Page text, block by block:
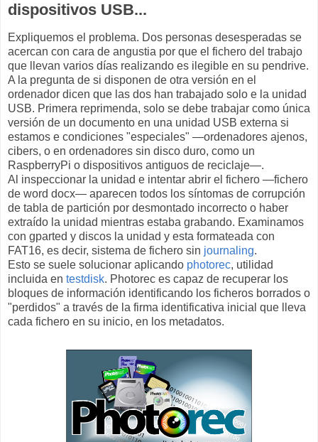
dispositivos USB...
Expliquemos el problema. Dos personas desesperadas se
acercan con cara de angustia por que el fichero del trabajo
que llevan varios días realizando es ilegible en su pendrive.
A la pregunta de si disponen de otra versión en el
ordenador dicen que las dos han trabajado solo e la unidad
USB. Primera reprimenda, solo se debe trabajar como única
versión de un documento en una unidad USB externa si
estamos e condiciones "especiales" —ordenadores ajenos,
cibers, o en ordenadores sin disco duro, como un
RaspberryPi o dispositivos antiguos de reciclaje—.
Al inspeccionar la unidad e intentar abrir el fichero —fichero
de word docx— aparecen todos los síntomas de corrupción
de tabla de partición por desmontado incorrecto o haber
extraído la unidad mientras estaba grabando. Examinamos
con gparted y discos la unidad y esta formateada con
FAT16, es decir, sistema de fichero sin journaling.
Esto se suele solucionar aplicando photorec, utilidad
incluida en testdisk. Photorec es capaz de recuperar los
bloques de información identificando los ficheros borrados o
"perdidos" a través de la firma identificativa inicial que lleva
cada fichero en su inicio, en los metadatos.